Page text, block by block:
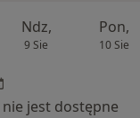
Ndz,
9 Sie
Pon,
10 Sie
jest dostępne